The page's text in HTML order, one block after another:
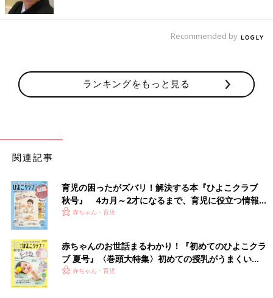
Recommended by
ランキングをもっと見る
関連記事
育児の困ったがズバリ！解決する本『ひよこクラブ
秋号』 4カ月～2才になるまで、育児に役立つ情報が
いっぱい！
赤ちゃん・育児
赤ちゃんのお世話まるわかり！『初めてのひよこクラ
ブ 夏号』〈巻頭大特集〉初めての授乳がうまくい
く！ おっぱい・ミルクの基本と夏のトラブル 解決テ
赤ちゃん・育児